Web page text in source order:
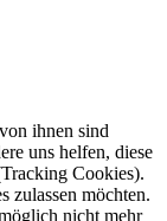
ihnen sind
uns helfen, diese
Cookies).
zulassen möchten.
nicht mehr